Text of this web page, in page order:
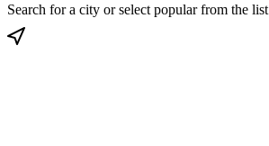
Search for a city or select popular from the list